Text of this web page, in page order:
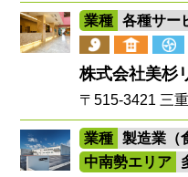
業種 各種サー
株式会社美杉
〒515-3421 三
業種
製造業（
中南勢エリア